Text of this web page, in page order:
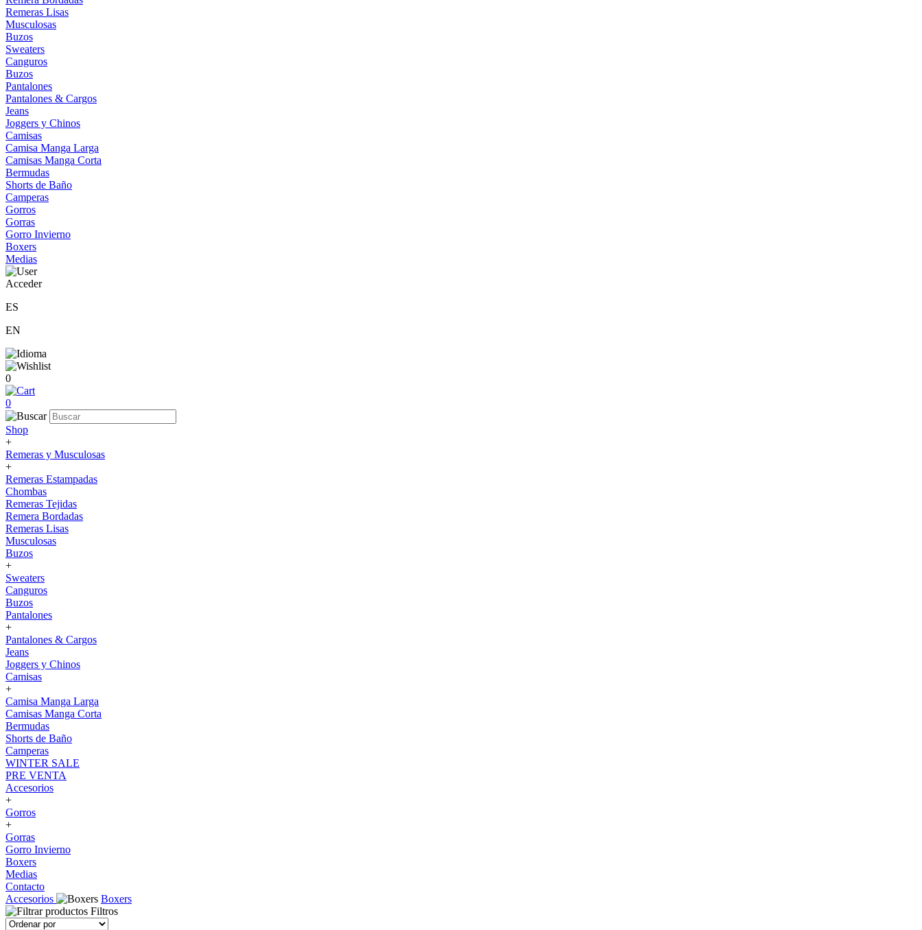
Remeras Lisas
Musculosas
Buzos
Sweaters
Canguros
Buzos
Pantalones
Pantalones & Cargos
Jeans
Joggers y Chinos
Camisas
Camisa Manga Larga
Camisas Manga Corta
Bermudas
Shorts de Baño
Camperas
Gorros
Gorras
Gorro Invierno
Boxers
Medias
Acceder
ES
EN
0
0
Shop
+
Remeras y Musculosas
+
Remeras Estampadas
Chombas
Remeras Tejidas
Remera Bordadas
Remeras Lisas
Musculosas
Buzos
+
Sweaters
Canguros
Buzos
Pantalones
+
Pantalones & Cargos
Jeans
Joggers y Chinos
Camisas
+
Camisa Manga Larga
Camisas Manga Corta
Bermudas
Shorts de Baño
Camperas
WINTER SALE
PRE VENTA
Accesorios
+
Gorros
+
Gorras
Gorro Invierno
Boxers
Medias
Contacto
Accesorios
Boxers
Filtros